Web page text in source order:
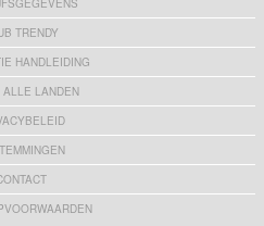
TRENDY
HANDLEIDING
ALLE LANDEN